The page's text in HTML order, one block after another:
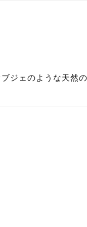
ブジェのような天